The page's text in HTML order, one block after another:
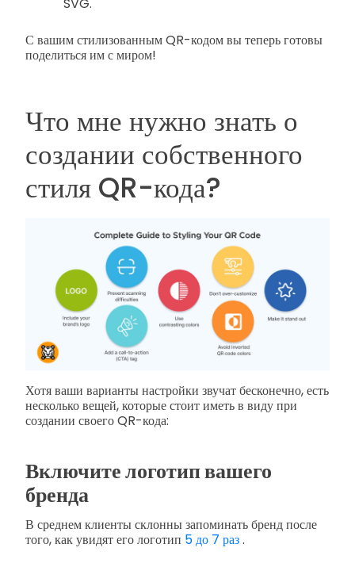
С вашим стилизованным QR-кодом вы теперь готовы
поделиться им с миром!
Что мне нужно знать о
создании собственного
стиля QR-кода?
Хотя ваши варианты настройки звучат бесконечно, есть
несколько вещей, которые стоит иметь в виду при
создании своего QR-кода:
Включите логотип вашего
бренда
В среднем клиенты склонны запоминать бренд после
того, как увидят его логотип 5 до 7 раз.